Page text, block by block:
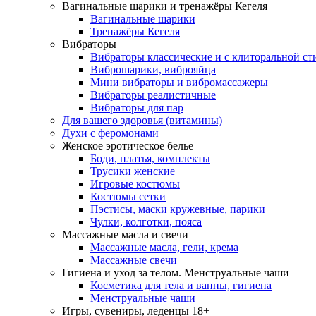
Вагинальные шарики и тренажёры Кегеля
Вагинальные шарики
Тренажёры Кегеля
Вибраторы
Вибраторы классические и с клиторальной
Виброшарики, виброяйца
Мини вибраторы и вибромассажеры
Вибраторы реалистичные
Вибраторы для пар
Для вашего здоровья (витамины)
Духи с феромонами
Женское эротическое белье
Боди, платья, комплекты
Трусики женские
Игровые костюмы
Костюмы сетки
Пэстисы, маски кружевные, парики
Чулки, колготки, пояса
Массажные масла и свечи
Массажные масла, гели, крема
Массажные свечи
Гигиена и уход за телом. Менструальные чаши
Косметика для тела и ванны, гигиена
Менструальные чаши
Игры, сувениры, леденцы 18+